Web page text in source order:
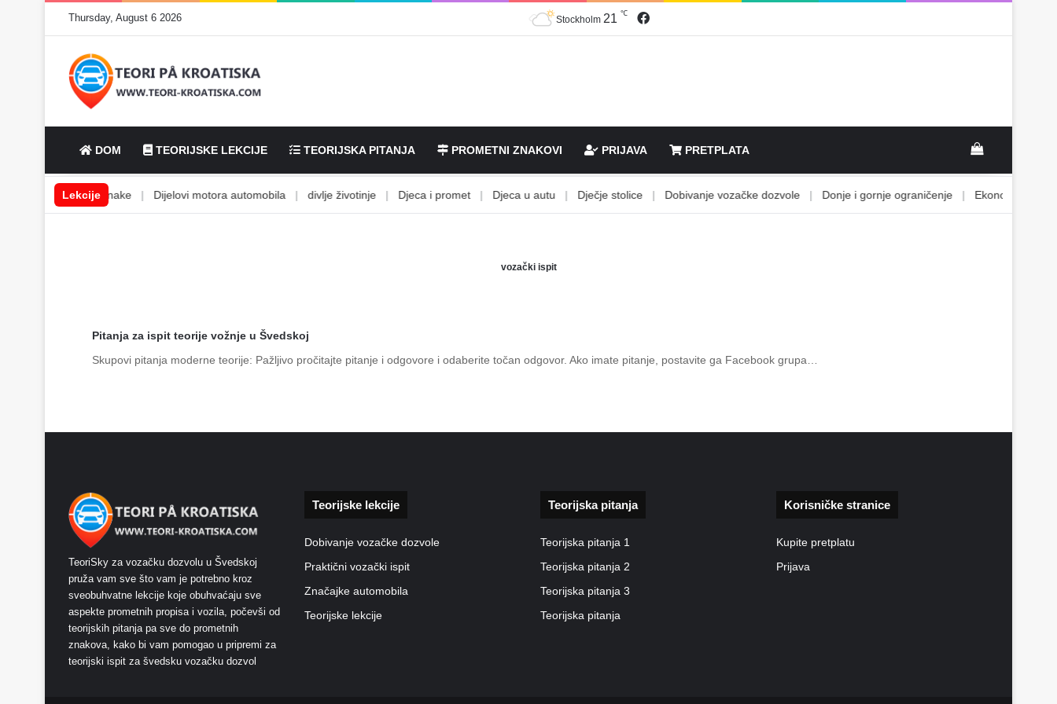
Thursday, August 6 2026 Stockholm 21 ℃ Facebook
DOM TEORIJSKE LEKCIJE TEORIJSKA PITANJA PROMETNI ZNAKOVI PRIJAVA PRETPLATA View your
Lekcije
polja i oznake | Dijelovi motora automobila | divlje životinje | Djeca i promet | Djeca u autu | Dječje stolice | Dobivanje vozačke dozvole | Donje i gornje ograničenje | Ekonomsko vodstvo
vozački ispit
Pitanja za ispit teorije vožnje u Švedskoj
Skupovi pitanja moderne teorije: Pažljivo pročitajte pitanje i odgovore i odaberite točan odgovor. Ako imate pitanje, postavite ga Facebook grupa…
TeoriSky za vozačku dozvolu u Švedskoj
pruža vam sve što vam je potrebno kroz
sveobuhvatne lekcije koje obuhvaćaju sve
aspekte prometnih propisa i vozila, počevši od
teorijskih pitanja pa sve do prometnih
znakova, kako bi vam pomogao u pripremi za
teorijski ispit za švedsku vozačku dozvol
Teorijske lekcije
Dobivanje vozačke dozvole
Praktični vozački ispit
Značajke automobila
Teorijske lekcije
Teorijska pitanja
Teorijska pitanja 1
Teorijska pitanja 2
Teorijska pitanja 3
Teorijska pitanja
Korisničke stranice
Kupite pretplatu
Prijava